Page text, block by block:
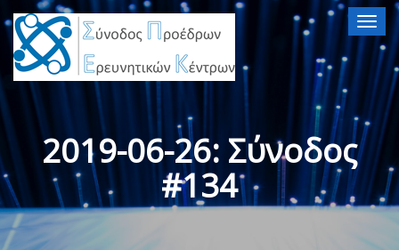
2019-06-26: Σύνοδος
#134